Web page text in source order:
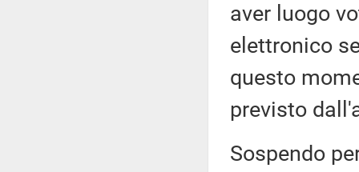
aver luogo
elettronico
questo
previsto
Sospendo